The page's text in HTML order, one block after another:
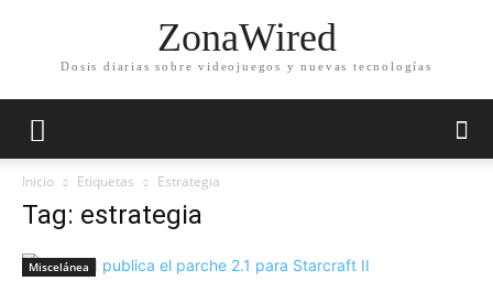
ZonaWired
Dosis diarias sobre videojuegos y nuevas tecnologías
Inicio Etiquetas Estrategia
Tag: estrategia
Miscelánea